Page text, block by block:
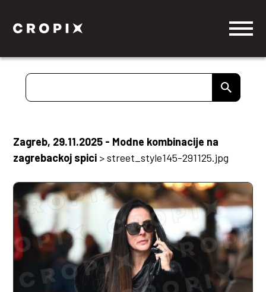
Zagreb, 29.11.2025 - Modne kombinacije na
zagrebackoj spici >street_style145-291125.jpg